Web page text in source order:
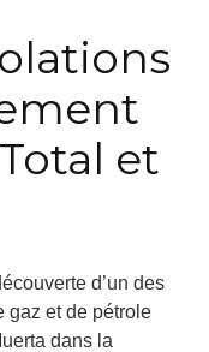
et
d’un des
gaz et de pétrole
dans la